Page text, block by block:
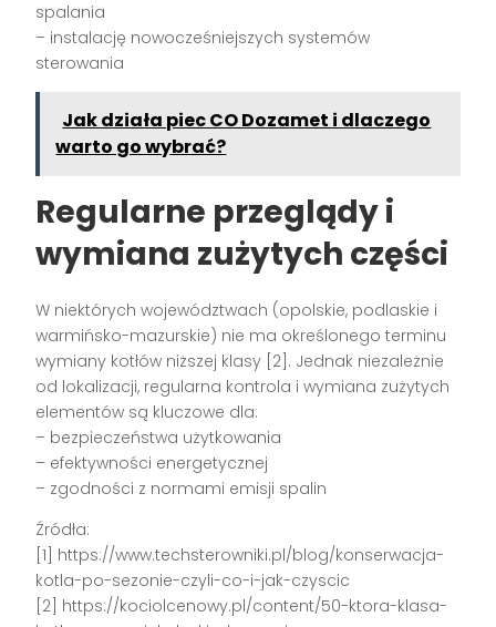
spalania
– instalację nowocześniejszych systemów
sterowania
Jak działa piec CO Dozamet i dlaczego
warto go wybrać?
Regularne przeglądy i
wymiana zużytych części
W niektórych województwach (opolskie, podlaskie i
warmińsko-mazurskie) nie ma określonego terminu
wymiany kotłów niższej klasy [2]. Jednak niezależnie
od lokalizacji, regularna kontrola i wymiana zużytych
elementów są kluczowe dla:
– bezpieczeństwa użytkowania
– efektywności energetycznej
– zgodności z normami emisji spalin
Źródła:
[1] https://www.techsterowniki.pl/blog/konserwacja-
kotla-po-sezonie-czyli-co-i-jak-czyscic
[2] https://kociolcenowy.pl/content/50-ktora-klasa-